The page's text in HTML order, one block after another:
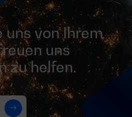
uns von Ihrem
uns
zu helfen.